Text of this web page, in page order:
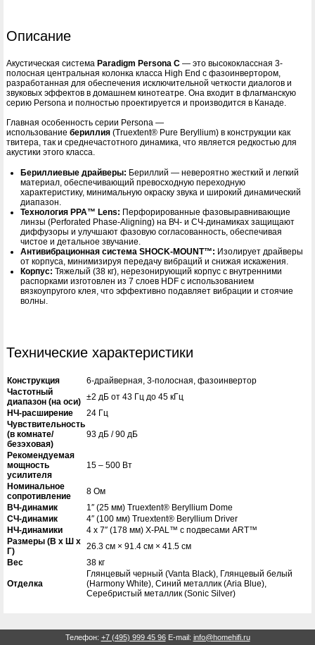
Описание
Акустическая система Paradigm Persona C — это высококлассная 3-
полосная центральная колонка класса High End с фазоинвертором,
разработанная для обеспечения исключительной четкости диалогов и
звуковых эффектов в домашнем кинотеатре. Она входит в флагманскую
серию Persona и полностью проектируется и производится в Канаде.
Главная особенность серии Persona —
использованиебериллия (Truextent® Pure Beryllium) в конструкции как
твитера, так и среднечастотного динамика, что является редкостью для
акустики этого класса.
Бериллиевые драйверы: Бериллий — невероятно жесткий и легкий
материал, обеспечивающий превосходную переходную
характеристику, минимальную окраску звука и широкий динамический
диапазон.
Технология PPA™ Lens: Перфорированные фазовыравнивающие
линзы (Perforated Phase-Aligning) на ВЧ- и СЧ-динамиках защищают
диффузоры и улучшают фазовую согласованность, обеспечивая
чистое и детальное звучание.
Антивибрационная система SHOCK-MOUNT™: Изолирует драйверы
от корпуса, минимизируя передачу вибраций и снижая искажения.
Корпус: Тяжелый (38 кг), нерезонирующий корпус с внутренними
распорками изготовлен из 7 слоев HDF с использованием
вязкоупругого клея, что эффективно подавляет вибрации и стоячие
волны.
Технические характеристики
Конструкция
6-драйверная, 3-полосная, фазоинвертор
Частотный
диапазон (на оси) ±2 дБ от 43 Гц до 45 кГц
НЧ-расширение
24 Гц
Чувствительность
(в комнате/
безэховая)
93 дБ / 90 дБ
Рекомендуемая
мощность
усилителя
15 – 500 Вт
Номинальное
сопротивление
8 Ом
ВЧ-динамик
1″ (25 мм) Truextent® Beryllium Dome
СЧ-динамик
4″ (100 мм) Truextent® Beryllium Driver
НЧ-динамики
4 x 7″ (178 мм) X-PAL™ с подвесами ART™
Размеры (В x Ш x
Г)
26.3 см × 91.4 см × 41.5 см
Вес
38 кг
Отделка
Глянцевый черный (Vanta Black), Глянцевый белый
(Harmony White), Синий металлик (Aria Blue),
Серебристый металлик (Sonic Silver)
Телефон: +7 (495) 999 45 96E-mail: info@homehifi.ru